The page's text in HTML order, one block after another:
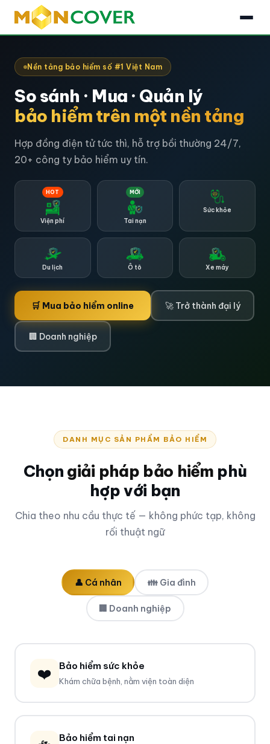
Nền tảng bảo hiểm số #1 Việt Nam
So sánh · Mua · Quản lý
bảo hiểm trên một nền tảng
Hợp đồng điện tử tức thì, hỗ trợ bồi thường 24/7,
20+ công ty bảo hiểm uy tín.
HOT
Viện phí
MỚI
Tai nạn
Sức khỏe
Du lịch Ô tô Xe máy
🛒 Mua bảo hiểm online 🚀 Trở thành đại lý
🏢 Doanh nghiệp
DANH MỤC SẢN PHẨM BẢO HIỂM
Chọn giải pháp bảo hiểm phù
hợp với bạn
Chia theo nhu cầu thực tế — không phức tạp, không
rối thuật ngữ
👤 Cá nhân 👪 Gia đình
🏢 Doanh nghiệp
❤️ Bảo hiểm sức khỏe
Khám chữa bệnh, nằm viện toàn diện
Bảo hiểm tai nạn